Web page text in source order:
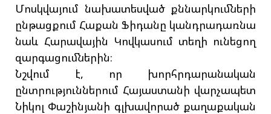
Մոսկվայում նախատեսված քննարկումների
ընթացքում Հաքան Ֆիդանը կանդրադառնա
նաև Հարավային Կովկասում տեղի ունեցող
զարգացումներին։
Նշվում է, որ խորհրդարանական
ընտրություններում Հայաստանի վարչապետ
Նիկոլ Փաշինյանի գլխավորած քաղաքական